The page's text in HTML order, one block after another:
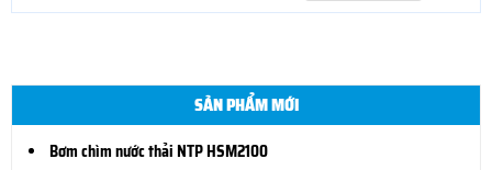
SẢN PHẨM MỚI
Bơm chìm nước thải NTP HSM2100